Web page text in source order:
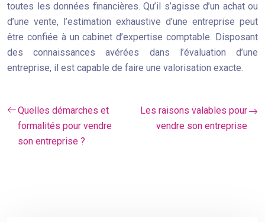
toutes les données financières. Qu’il s’agisse d’un achat ou
d’une vente, l’estimation exhaustive d’une entreprise peut
être confiée à un cabinet d’expertise comptable. Disposant
des connaissances avérées dans l’évaluation d’une
entreprise, il est capable de faire une valorisation exacte.
Quelles démarches et
formalités pour vendre
son entreprise ?
Les raisons valables pour
vendre son entreprise